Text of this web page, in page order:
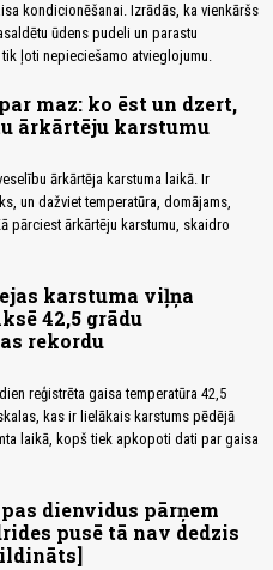
kondicionēšanai. Izrādās, ka vienkāršs
ūdens pudeli un parastu
ļoti nepieciešamo atvieglojumu.
maz: ko ēst un dzert,
ārkārtēju karstumu
ārkārtēja karstuma laikā. Ir
un dažviet temperatūra, domājams,
pārciest ārkārtēju karstumu, skaidro
karstuma viļņa
42,5 grādu
rekordu
reģistrēta gaisa temperatūra 42,5
kas ir lielākais karstums pēdējā
laikā, kopš tiek apkopoti dati par gaisa
dienvidus pārņem
pusē tā nav dedzis